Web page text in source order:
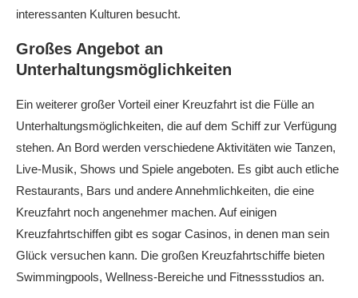
interessanten Kulturen besucht.
Großes Angebot an
Unterhaltungsmöglichkeiten
Ein weiterer großer Vorteil einer Kreuzfahrt ist die Fülle an
Unterhaltungsmöglichkeiten, die auf dem Schiff zur Verfügung
stehen. An Bord werden verschiedene Aktivitäten wie Tanzen,
Live-Musik, Shows und Spiele angeboten. Es gibt auch etliche
Restaurants, Bars und andere Annehmlichkeiten, die eine
Kreuzfahrt noch angenehmer machen. Auf einigen
Kreuzfahrtschiffen gibt es sogar Casinos, in denen man sein
Glück versuchen kann. Die großen Kreuzfahrtschiffe bieten
Swimmingpools, Wellness-Bereiche und Fitnessstudios an.